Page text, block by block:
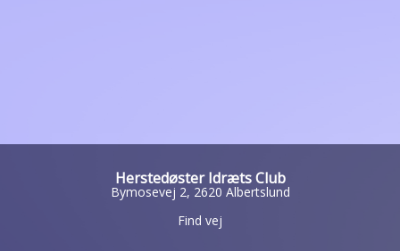
Herstedøster Idræts Club
Bymosevej 2, 2620 Albertslund
Find vej